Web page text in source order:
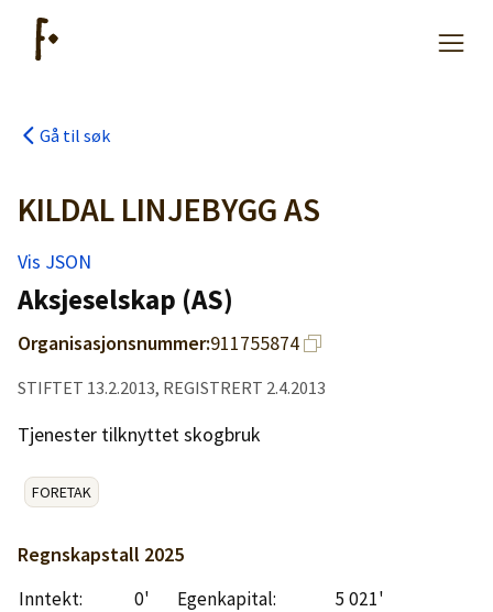
Kjøpe lister
Priser
Logg inn
Lag konto
Gå til søk
KILDAL LINJEBYGG AS
Vis JSON
Aksjeselskap (AS)
Organisasjonsnummer:911755874
STIFTET 13.2.2013, REGISTRERT 2.4.2013
Tjenester tilknyttet skogbruk
FORETAK
Regnskapstall 2025
Inntekt: 0' Egenkapital:
5 021'